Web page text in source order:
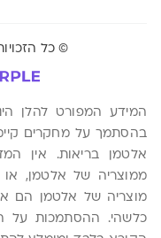
© כל
המידע המפורט להלן
בהסתמך על מחקרים
אלטמן בריאות. אין
ממוצריה של אלטמן, או
מוצריה של אלטמן הם
כלשהי. ההסתמכות על